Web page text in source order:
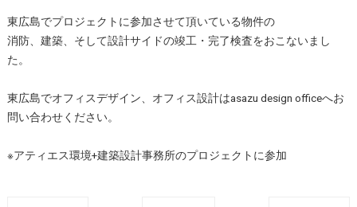
東広島でプロジェクトに参加させて頂いている物件の
消防、建築、そして設計サイドの竣工・完了検査をおこないまし
た。
東広島でオフィスデザイン、オフィス設計はasazu design officeへお
問い合わせください。
※アティエス環境+建築設計事務所のプロジェクトに参加